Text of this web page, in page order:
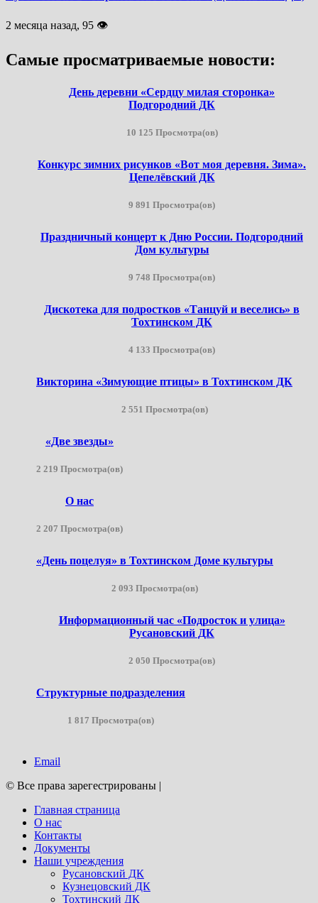
2 месяца назад, 95 👁
Самые просматриваемые новости:
День деревни «Сердцу милая сторонка»
Подгородний ДК
10 125 Просмотра(ов)
Конкурс зимних рисунков «Вот моя деревня. Зима».
Цепелёвский ДК
9 891 Просмотра(ов)
Праздничный концерт к Дню России. Подгородний
Дом культуры
9 748 Просмотра(ов)
Дискотека для подростков «Танцуй и веселись» в
Тохтинском ДК
4 133 Просмотра(ов)
Викторина «Зимующие птицы» в Тохтинском ДК
2 551 Просмотра(ов)
«Две звезды»
2 219 Просмотра(ов)
О нас
2 207 Просмотра(ов)
«День поцелуя» в Тохтинском Доме культуры
2 093 Просмотра(ов)
Информационный час «Подросток и улица»
Русановский ДК
2 050 Просмотра(ов)
Структурные подразделения
1 817 Просмотра(ов)
Email
© Все права зарегестрированы |
Главная страница
О нас
Контакты
Документы
Наши учреждения
Русановский ДК
Кузнецовский ДК
Тохтинский ДК